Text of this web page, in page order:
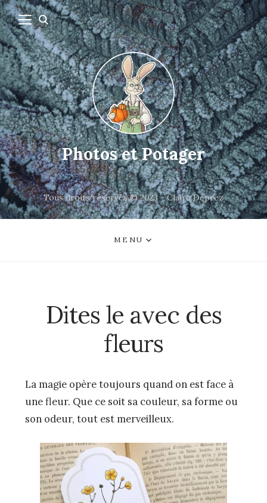
Photos et Potager
Tous droits réservés © 2023 - Claire Deprez
MENU
Dites le avec des
fleurs
La magie opère toujours quand on est face à
une fleur. Que ce soit sa couleur, sa forme ou
son odeur, tout est merveilleux.